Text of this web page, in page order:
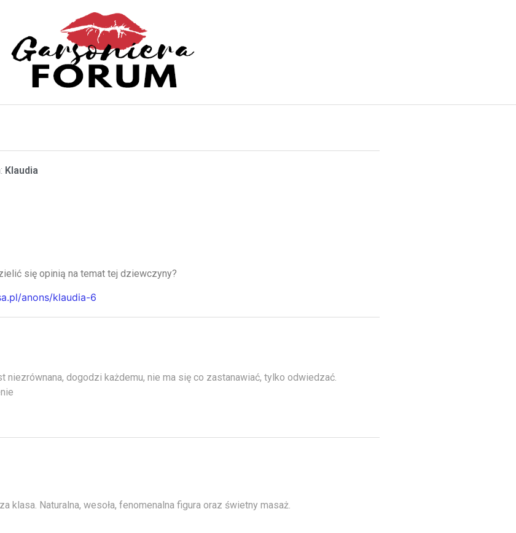
Klaudia
się opinią na temat tej dziewczyny?
anons/klaudia-6
niezrównana, dogodzi każdemu, nie ma się co zastanawiać, tylko odwiedzać.
klasa. Naturalna, wesoła, fenomenalna figura oraz świetny masaż.